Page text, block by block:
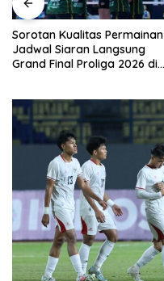
Sorotan Kualitas Permainan
Jadwal Siaran Langsung
Grand Final Proliga 2026 di